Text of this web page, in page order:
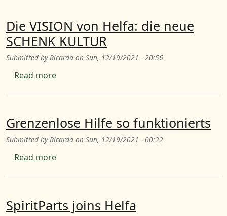
Die VISION von Helfa: die neue
SCHENK KULTUR
Submitted by Ricarda on Sun, 12/19/2021 - 20:56
Read moreabout Die VISION von Helfa: die neue
Grenzenlose Hilfe so funktionierts
Submitted byRicarda on Sun, 12/19/2021 - 00:22
Read moreabout Grenzenlose Hilfe so funktionierts
SpiritParts joins Helfa